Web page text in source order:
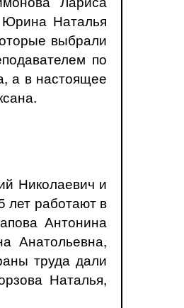
Наталья
выбрали
по
а в настоящее
Николаевич и
лет работают в
Антонина
Анатольевна,
труда дали
Наталья,